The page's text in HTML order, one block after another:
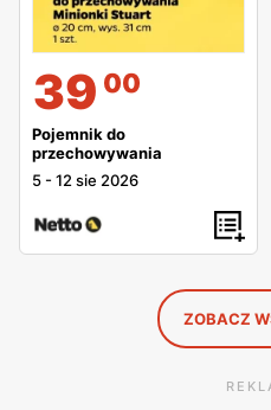
39 00
Pojemnik do
przechowywania
5 -12 sie 2026
ZOBACZ